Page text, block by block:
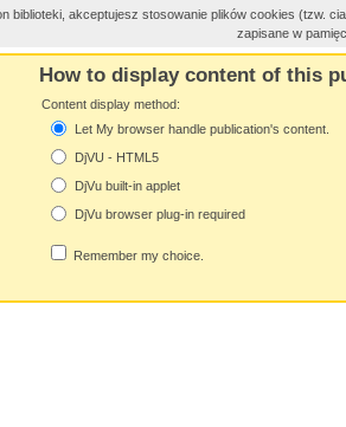
How to display content of this
Content display method:
Let My browser handle publication's content.
DjVU - HTML5
DjVu built-in applet
DjVu browser plug-in required
Remember my choice.
biblioteki, akceptujesz stosowanie plików cookies
zapisane w